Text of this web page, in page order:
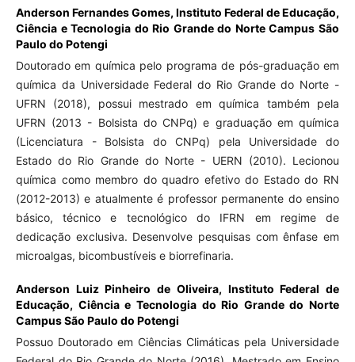
Anderson Fernandes Gomes, Instituto Federal de Educação,
Ciência e Tecnologia do Rio Grande do Norte Campus São
Paulo do Potengi
Doutorado em química pelo programa de pós-graduação em
química da Universidade Federal do Rio Grande do Norte -
UFRN (2018), possui mestrado em química também pela
UFRN (2013 - Bolsista do CNPq) e graduação em química
(Licenciatura - Bolsista do CNPq) pela Universidade do
Estado do Rio Grande do Norte - UERN (2010). Lecionou
química como membro do quadro efetivo do Estado do RN
(2012-2013) e atualmente é professor permanente do ensino
básico, técnico e tecnológico do IFRN em regime de
dedicação exclusiva. Desenvolve pesquisas com ênfase em
microalgas, bicombustíveis e biorrefinaria.
Anderson Luiz Pinheiro de Oliveira, Instituto Federal de
Educação, Ciência e Tecnologia do Rio Grande do Norte
Campus São Paulo do Potengi
Possuo Doutorado em Ciências Climáticas pela Universidade